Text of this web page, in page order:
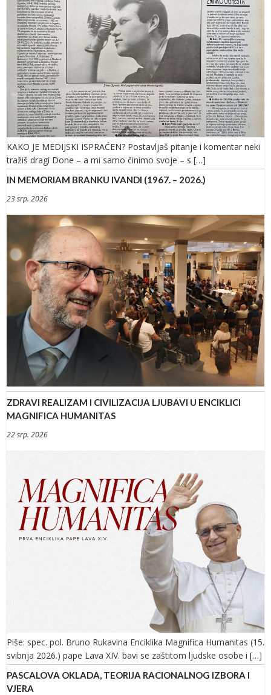
KAKO JE MEDIJSKI ISPRAĆEN? Postavljaš pitanje i komentar neki
tražiš dragi Done – a mi samo činimo svoje – s […]
IN MEMORIAM BRANKU IVANDI (1967. – 2026.)
23 srp. 2026
ZDRAVI REALIZAM I CIVILIZACIJA LJUBAVI U ENCIKLICI
MAGNIFICA HUMANITAS
22 srp. 2026
Piše: spec. pol. Bruno Rukavina Enciklika Magnifica Humanitas (15.
svibnja 2026.) pape Lava XIV. bavi se zaštitom ljudske osobe i […]
PASCALOVA OKLADA, TEORIJA RACIONALNOG IZBORA I
VJERA